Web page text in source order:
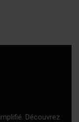
Découvrez